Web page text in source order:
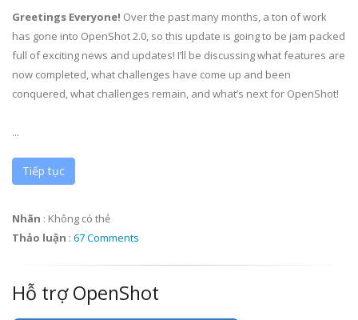
Greetings Everyone! Over the past many months, a ton of work
has gone into OpenShot 2.0, so this update is going to be jam packed
full of exciting news and updates! I’ll be discussing what features are
now completed, what challenges have come up and been
conquered, what challenges remain, and what’s next for OpenShot!
...
Tiếp tục
Nhãn : Không có thẻ
Thảo luận : 67 Comments
Hỗ trợ OpenShot